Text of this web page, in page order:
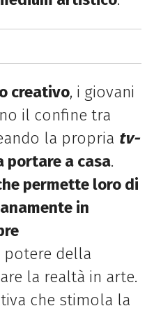
creativo, i giovani
il confine tra
la propria tv-
portare a casa.
permette loro di
in
della
la realtà in arte.
che stimola la